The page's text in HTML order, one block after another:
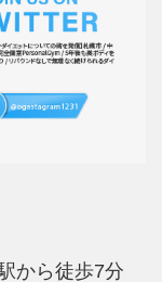
から徒歩7分